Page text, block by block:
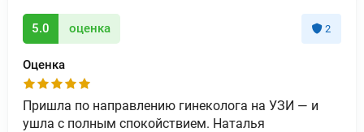
5.0 оценка 2
Оценка
Пришла по направлению гинеколога на УЗИ — и
ушла с полным спокойствием. Наталья